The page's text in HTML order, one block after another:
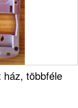
ház, többféle